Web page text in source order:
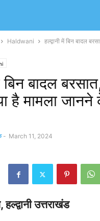
Haldwani
हल्द्वानी में बिन बादल
बिन बादल
है मामला जानने
- March 11, 2024
उत्तराखंड